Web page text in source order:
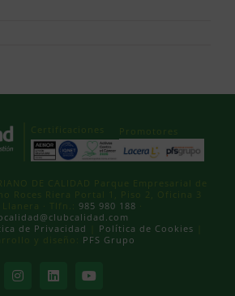
Certificaciones Promotores
DE CALIDAD Parque Empresarial de
Roces Riera Portal 1, Piso 2, Oficina 3
Llanera · Tlfn.: 985 980 188
de Privacidad Política de Cookies
y diseño:
PFS Grupo
InstagramLinkedInYouTube